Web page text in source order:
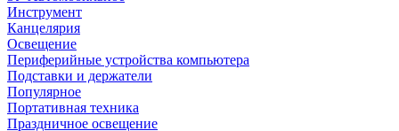
Инструмент
Канцелярия
Освещение
Периферийные устройства компьютера
Подставки и держатели
Популярное
Портативная техника
Праздничное освещение